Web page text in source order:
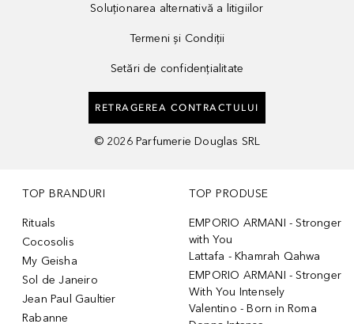
Soluționarea alternativă a litigiilor
Termeni și Condiții
Setări de confidențialitate
RETRAGEREA CONTRACTULUI
© 2026 Parfumerie Douglas SRL
TOP BRANDURI
Rituals
Cocosolis
My Geisha
Sol de Janeiro
Jean Paul Gaultier
Rabanne
TOP PRODUSE
EMPORIO ARMANI - Stronger
with You
Lattafa - Khamrah Qahwa
EMPORIO ARMANI - Stronger
With You Intensely
Valentino - Born in Roma